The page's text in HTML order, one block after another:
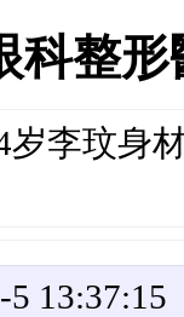
科整
岁李玟身
13:37:15